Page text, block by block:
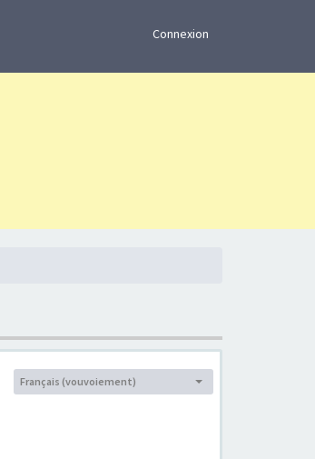
Connexion
Langue :
Français (vouvoiement)